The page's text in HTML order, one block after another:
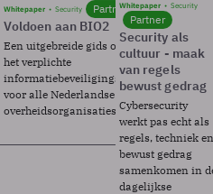
Whitepaper Security Partner
Voldoen aan BIO2
Een uitgebreide gids over BIO2,
het verplichte
informatiebeveiligingsframework
voor alle Nederlandse
overheidsorganisaties.
Whitepaper Security
Partner
Security als
cultuur - maak
van regels
bewust gedrag
Cybersecurity
werkt pas echt als
regels, techniek en
bewust gedrag
samenkomen in
dagelijkse